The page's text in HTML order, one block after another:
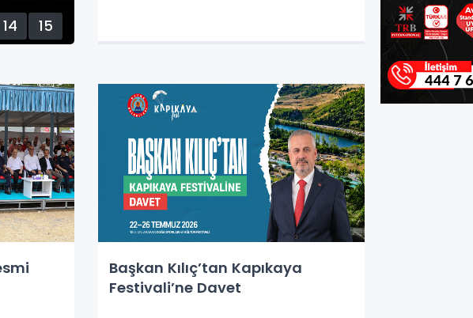
14 15
Başkan Kılıç’tan Kapıkaya
Festivali’ne Davet